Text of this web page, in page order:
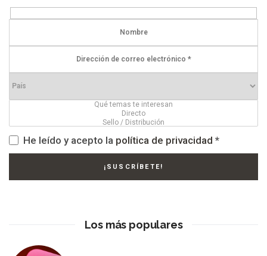
He leído y acepto la política de privacidad *
Los más populares